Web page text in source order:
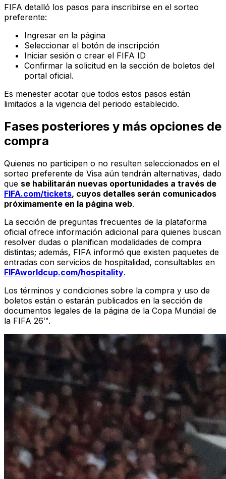
FIFA detalló los pasos para inscribirse en el sorteo
preferente:
Ingresar en la página
Seleccionar el botón de inscripción
Iniciar sesión o crear el FIFA ID
Confirmar la solicitud en la sección de boletos del
portal oficial.
Es menester acotar que todos estos pasos están
limitados a la vigencia del periodo establecido.
Fases posteriores y más opciones de
compra
Quienes no participen o no resulten seleccionados en el
sorteo preferente de Visa aún tendrán alternativas, dado
que se habilitarán nuevas oportunidades a través de
FIFA.com/tickets, cuyos detalles serán comunicados
próximamente en la página web.
La sección de preguntas frecuentes de la plataforma
oficial ofrece información adicional para quienes buscan
resolver dudas o planifican modalidades de compra
distintas; además, FIFA informó que existen paquetes de
entradas con servicios de hospitalidad, consultables en
FIFAworldcup.com/hospitality.
Los términos y condiciones sobre la compra y uso de
boletos están o estarán publicados en la sección de
documentos legales de la página de la Copa Mundial de
la FIFA 26™.